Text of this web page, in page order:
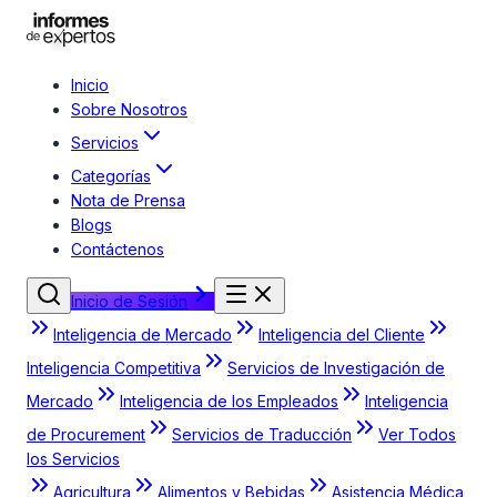
Inicio
Sobre Nosotros
Servicios
Categorías
Nota de Prensa
Blogs
Contáctenos
Inicio de Sesión
Inteligencia de Mercado
Inteligencia del Cliente
Inteligencia Competitiva
Servicios de Investigación de
Mercado
Inteligencia de los Empleados
Inteligencia
de Procurement
Servicios de Traducción
Ver Todos
los Servicios
Agricultura
Alimentos y Bebidas Asistencia Médica